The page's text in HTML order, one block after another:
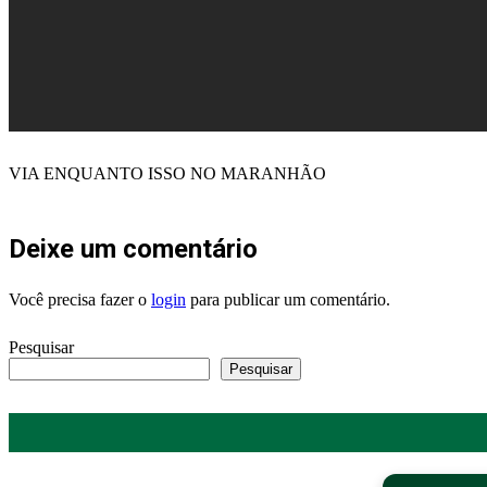
VIA ENQUANTO ISSO NO MARANHÃO
Deixe um comentário
Você precisa fazer o login para publicar um comentário.
Pesquisar
Pesquisar